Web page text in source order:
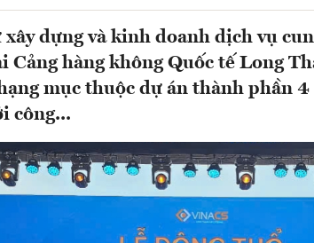
dựng và kinh doanh dịch vụ
Cảng hàng không Quốc tế Long
mục thuộc dự án thành phần 4
công...